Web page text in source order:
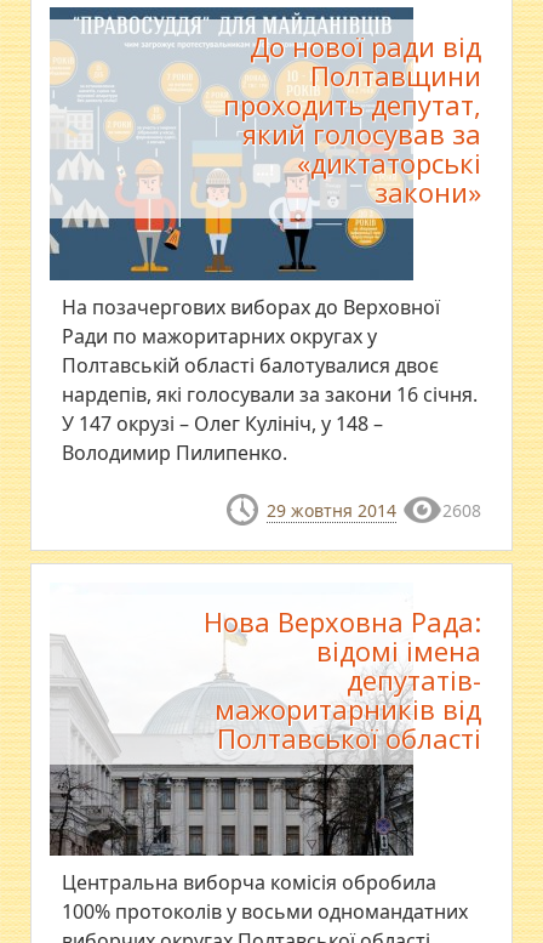
До нової ради від
Полтавщини
проходить депутат,
який голосував за
«диктаторські
закони»
​На позачергових виборах до Верховної
Ради по мажоритарних округах у
Полтавській області балотувалися двоє
нардепів, які голосували за закони 16 січня.
У 147 окрузі – Олег Кулініч, у 148 –
Володимир Пилипенко.
29 жовтня 2014 2608
Нова Верховна Рада:
відомі імена
депутатів-
мажоритарників від
Полтавської області
​Центральна виборча комісія обробила
100% протоколів у восьми одномандатних